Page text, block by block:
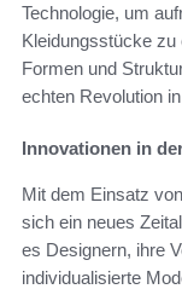
Technologie, um
Kleidungsstücke
Formen und
echten Revolution
Innovationen in
Mit dem Einsatz
sich ein neues
es Designern, ihre
individualisierte